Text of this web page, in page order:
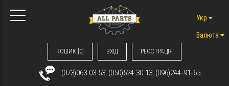
КОШИК [0] ВХIД РЕЄСТРАЦІЯ
Укр
Валюта
(073)063-03-53, (050)524-30-13, (096)244‑91‑65